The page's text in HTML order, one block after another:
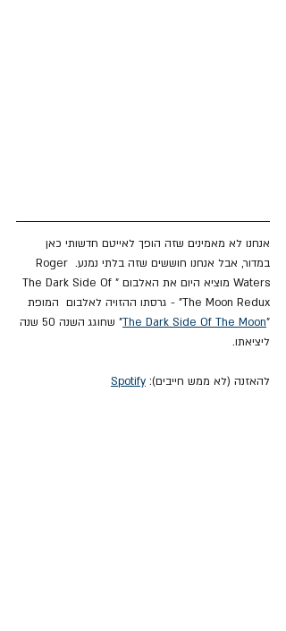
אנחנו לא מאמינים שזה הופך לאייטם חדשותי כאן
במדור, אבל אנחנו חוששים שזה בלתי נמנע. Roger
Waters מוציא היום את האלבום "The Dark Side Of
The Moon Redux" - גרסתו ההזויה לאלבום  המופת
"
The Dark Side Of The Moon
" שחוגג השנה 50 שנה
ליציאתו.
להאזנה (לא ממש חייבים): Spotify